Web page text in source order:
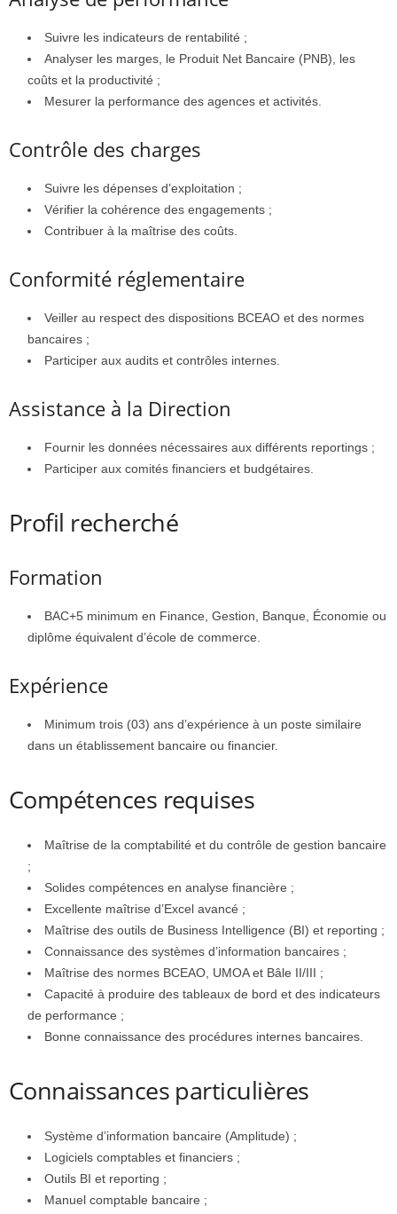
Suivre les indicateurs de rentabilité ;
Analyser les marges, le Produit Net Bancaire (PNB), les
coûts et la productivité ;
Mesurer la performance des agences et activités.
Contrôle des charges
Suivre les dépenses d’exploitation ;
Vérifier la cohérence des engagements ;
Contribuer à la maîtrise des coûts.
Conformité réglementaire
Veiller au respect des dispositions BCEAO et des normes
bancaires ;
Participer aux audits et contrôles internes.
Assistance à la Direction
Fournir les données nécessaires aux différents reportings ;
Participer aux comités financiers et budgétaires.
Profil recherché
Formation
BAC+5 minimum en Finance, Gestion, Banque, Économie ou
diplôme équivalent d’école de commerce.
Expérience
Minimum trois (03) ans d’expérience à un poste similaire
dans un établissement bancaire ou financier.
Compétences requises
Maîtrise de la comptabilité et du contrôle de gestion bancaire
;
Solides compétences en analyse financière ;
Excellente maîtrise d’Excel avancé ;
Maîtrise des outils de Business Intelligence (BI) et reporting ;
Connaissance des systèmes d’information bancaires ;
Maîtrise des normes BCEAO, UMOA et Bâle II/III ;
Capacité à produire des tableaux de bord et des indicateurs
de performance ;
Bonne connaissance des procédures internes bancaires.
Connaissances particulières
Système d’information bancaire (Amplitude) ;
Logiciels comptables et financiers ;
Outils BI et reporting ;
Manuel comptable bancaire ;